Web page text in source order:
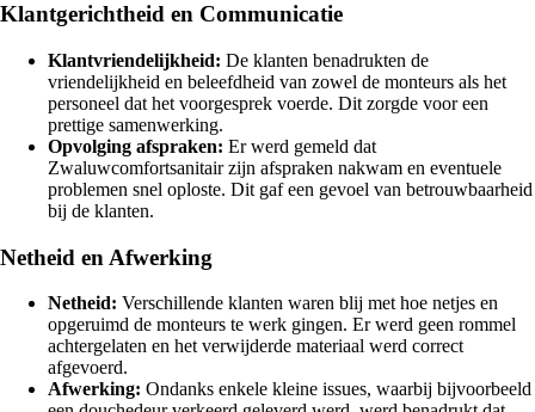
Klantgerichtheid en Communicatie
Klantvriendelijkheid: De klanten benadrukten de
vriendelijkheid en beleefdheid van zowel de monteurs als het
personeel dat het voorgesprek voerde. Dit zorgde voor een
prettige samenwerking.
Opvolging afspraken: Er werd gemeld dat
Zwaluwcomfortsanitair zijn afspraken nakwam en eventuele
problemen snel oploste. Dit gaf een gevoel van betrouwbaarheid
bij de klanten.
Netheid en Afwerking
Netheid: Verschillende klanten waren blij met hoe netjes en
opgeruimd de monteurs te werk gingen. Er werd geen rommel
achtergelaten en het verwijderde materiaal werd correct
afgevoerd.
Afwerking: Ondanks enkele kleine issues, waarbij bijvoorbeeld